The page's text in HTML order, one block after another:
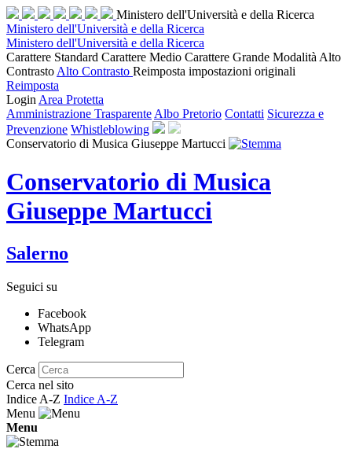
Ministero dell'Università e della Ricerca
Ministero dell'Università e della Ricerca
Ministero dell'Università e della Ricerca
Carattere Standard Carattere Medio Carattere Grande Modalità Alto
Contrasto Alto Contrasto Reimposta impostazioni originali
Reimposta
Login Area Protetta
Amministrazione Trasparente Albo Pretorio Contatti Sicurezza e
Prevenzione Whistleblowing
Conservatorio di Musica Giuseppe Martucci
Conservatorio di Musica
Giuseppe Martucci
Salerno
Seguici su
Facebook
WhatsApp
Telegram
Cerca
Cerca nel sito
Indice A-Z Indice A-Z
Menu
Menu